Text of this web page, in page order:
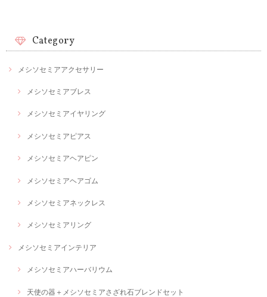
Category
メシソセミアアクセサリー
メシソセミアブレス
メシソセミアイヤリング
メシソセミアピアス
メシソセミアヘアピン
メシソセミアヘアゴム
メシソセミアネックレス
メシソセミアリング
メシソセミアインテリア
メシソセミアハーバリウム
天使の器＋メシソセミアさざれ石ブレンドセット